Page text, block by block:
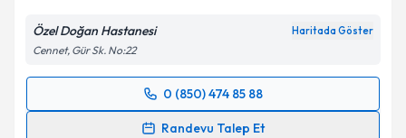
Kişisel verilerimin işlenmesine ilişkinAydınlatma
'ni okudum ve kişisel verilerimin belirtilen
Özel Doğan Hastanesi Haritada Göster
Cennet, Gür Sk. No:22
0 (850) 474 85 88
Randevu Talep Et
Randevu Takvimi Talebi